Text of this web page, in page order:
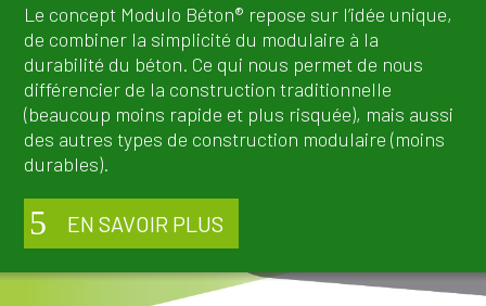
Le concept Modulo Béton® repose sur l’idée unique,
de combiner la simplicité du modulaire à la
durabilité du béton. Ce qui nous permet de nous
différencier de la construction traditionnelle
(beaucoup moins rapide et plus risquée), mais aussi
des autres types de construction modulaire (moins
durables).
EN SAVOIR PLUS